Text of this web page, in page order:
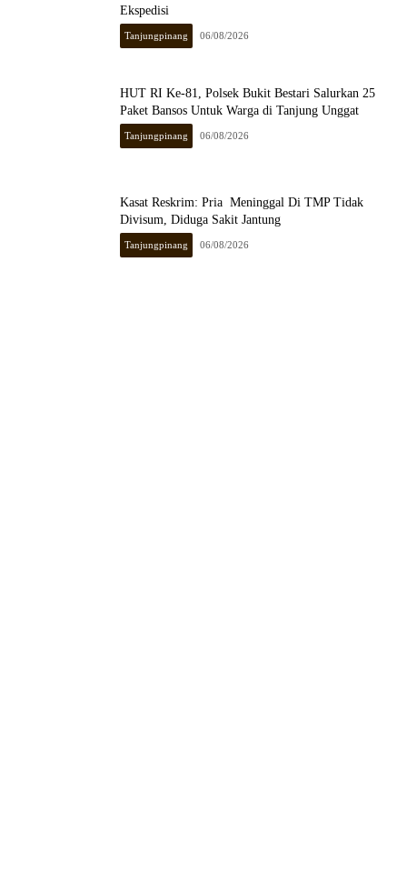
Ekspedisi
Tanjungpinang 06/08/2026
HUT RI Ke-81, Polsek Bukit Bestari Salurkan 25
Paket Bansos Untuk Warga di Tanjung Unggat
Tanjungpinang 06/08/2026
Kasat Reskrim: Pria Meninggal Di TMP Tidak
Divisum, Diduga Sakit Jantung
Tanjungpinang 06/08/2026